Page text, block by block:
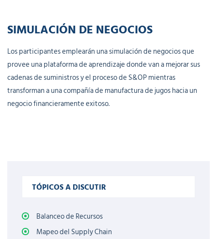
SIMULACIÓN DE NEGOCIOS
Los participantes emplearán una simulación de negocios que
provee una plataforma de aprendizaje donde van a mejorar sus
cadenas de suministros y el proceso de S&OP mientras
transforman a una compañía de manufactura de jugos hacia un
negocio financieramente exitoso.
TÓPICOS A DISCUTIR
Balanceo de Recursos
Mapeo del Supply Chain